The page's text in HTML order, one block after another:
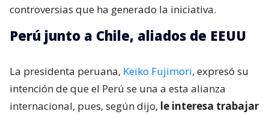
controversias que ha generado la iniciativa.
Perú junto a Chile, aliados de EEUU
La presidenta peruana, Keiko Fujimori, expresó su
intención de que el Perú se una a esta alianza
internacional, pues, según dijo, le interesa trabajar